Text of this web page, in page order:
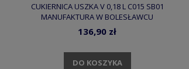
CUKIERNICA USZKA V 0,18 L C015 SB01
MANUFAKTURA W BOLESŁAWCU
136,90 zł
DO KOSZYKA